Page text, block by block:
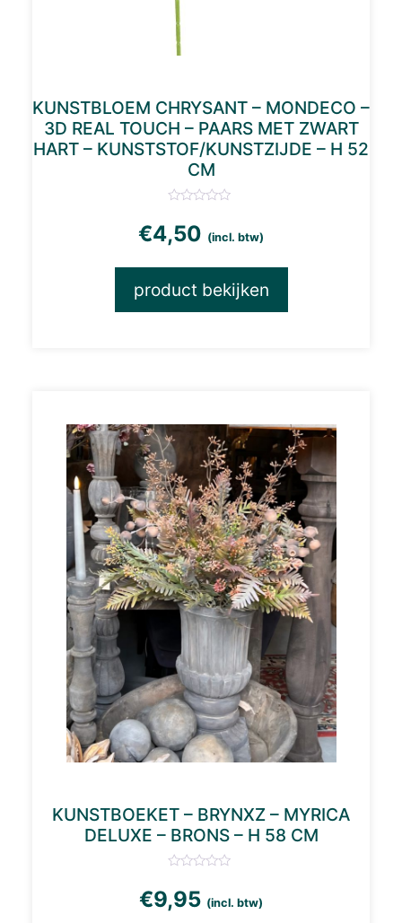
KUNSTBLOEM CHRYSANT – MONDECO –
3D REAL TOUCH – PAARS MET ZWART
HART – KUNSTSTOF/KUNSTZIJDE – H 52
CM
€4,50 (incl. btw)
product bekijken
KUNSTBOEKET – BRYNXZ – MYRICA
DELUXE – BRONS – H 58 CM
€9,95 (incl. btw)